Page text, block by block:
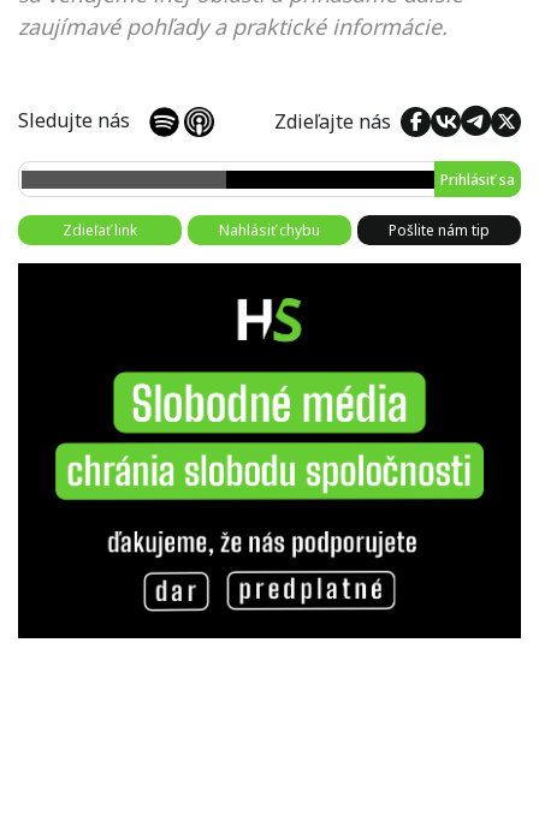
zaujímavé pohľady a praktické informácie.
Sledujte nás Zdieľajte nás
Prihlásiť sa
Zdieľať link Nahlásiť chybu Pošlite nám tip